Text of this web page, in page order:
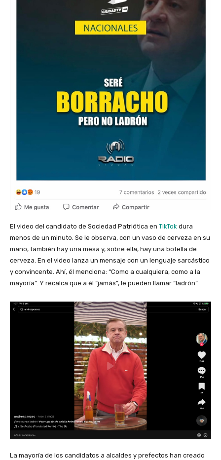
El video del candidato de Sociedad Patriótica en TikTok dura
menos de un minuto. Se le observa, con un vaso de cerveza en su
mano, también hay una mesa y, sobre ella, hay una botella de
cerveza. En el video lanza un mensaje con un lenguaje sarcástico
y convincente. Ahí, él menciona: “Como a cualquiera, como a la
mayoría”. Y recalca que a él “jamás”, le pueden llamar “ladrón”.
La mayoría de los candidatos a alcaldes y prefectos han creado